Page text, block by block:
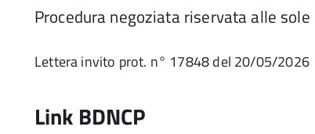
Procedura negoziata riservata alle
Lettera invito prot. n° 17848 del 20/05/2026
Link BDNCP